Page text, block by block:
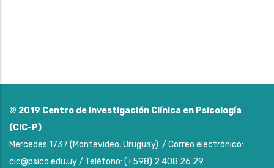
© 2019 Centro de Investigación Clínica en Psicología
(CIC-P)
Mercedes 1737 (Montevideo, Uruguay) / Correo electrónico:
cic@psico.edu.uy / Teléfono: (+598) 2 408 26 29